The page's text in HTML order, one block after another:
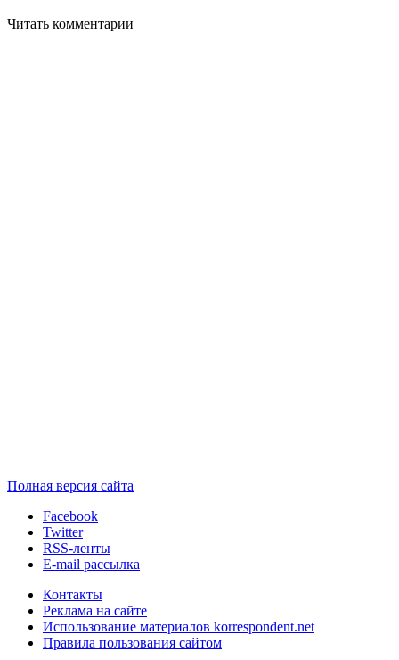
Читать комментарии
Полная версия сайта
Facebook
Twitter
RSS-ленты
E-mail рассылка
Контакты
Реклама на сайте
Использование материалов korrespondent.net
Правила пользования сайтом